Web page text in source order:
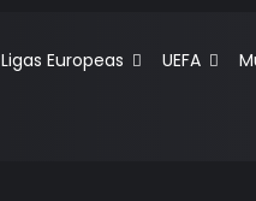
Ligas Europeas UEFA